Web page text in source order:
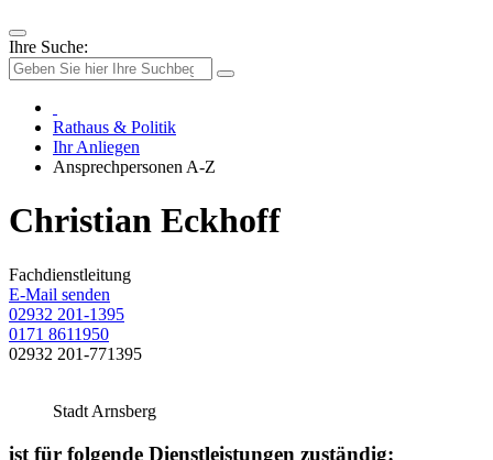
Ihre Suche:
Rathaus & Politik
Ihr Anliegen
Ansprechpersonen A-Z
Christian Eckhoff
Fachdienstleitung
E-Mail senden
02932 201-1395
0171 8611950
02932 201-771395
Stadt Arnsberg
ist für folgende Dienstleistungen zuständig: